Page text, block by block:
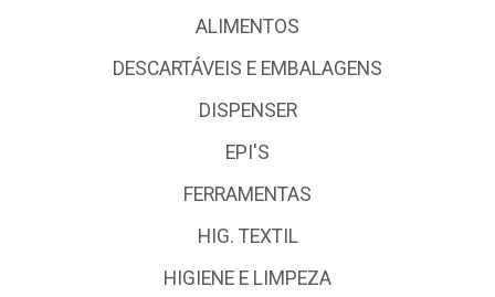
ALIMENTOS
DESCARTÁVEIS E EMBALAGENS
DISPENSER
EPI'S
FERRAMENTAS
HIG. TEXTIL
HIGIENE E LIMPEZA